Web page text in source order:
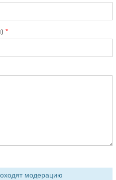
модерацию